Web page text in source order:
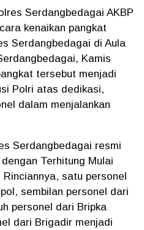
Serdangbedagai AKBP
kenaikan pangkat
Serdangbedagai di Aula
Kamis
tersebut menjadi
Polri atas dedikasi,
dalam menjalankan
Serdangbedagai resmi
Terhitung Mulai
satu personel
sembilan personel dari
personel dari Bripka
dari Brigadir menjadi